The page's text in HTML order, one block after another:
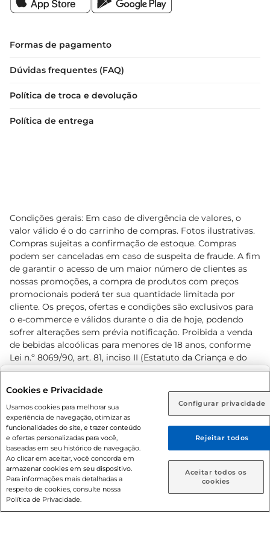
Rio de Janeiro (RJ) Goiás (GO)
Ou
Caso queira comprar online, informe como deseja receber
suas compras:
Entrega em casa Retire em Loja
Formas de pagamento
Dúvidas frequentes (FAQ)
Política de troca e devolução
Política de entrega
Condições gerais: Em caso de divergência de valores, o
valor válido é o do carrinho de compras. Fotos ilustrativas.
Compras sujeitas a confirmação de estoque. Compras
podem ser canceladas em caso de suspeita de fraude. A fim
de garantir o acesso de um maior número de clientes as
nossas promoções, a compra de produtos com preços
promocionais poderá ter sua quantidade limitada por
cliente. Os preços, ofertas e condições são exclusivos para
o e-commerce e válidos durante o dia de hoje, podendo
sofrer alterações sem prévia notificação. Proibida a venda
de bebidas alcoólicas para menores de 18 anos, conforme
Lei n.º 8069/90, art. 81, inciso II (Estatuto da Criança e do
Adolescente). Preços e condições exclusivos para o
prévio. O valor mínimo para as compras on-line é de R$
80,00.
© 2026 Copyright. Todos os direitos
reservados Prezunic.
Cookies e Privacidade
Usamos cookies para melhorar sua
experiência de navegação, otimizar as
funcionalidades do site, e trazer conteúdo
e ofertas personalizadas para você,
baseadas em seu histórico de navegação.
Ao clicar em aceitar, você concorda em
armazenar cookies em seu dispositivo.
Para informações mais detalhadas a
respeito de cookies, consulte nossa
Política de Privacidade.
Configurar privacidade
Rejeitar todos
Aceitar todos os
cookies